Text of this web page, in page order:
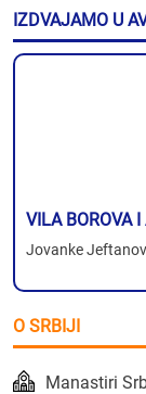
IZDVAJAMO U
VILA BOROVA
Jovanke
O SRBIJI
Manastiri